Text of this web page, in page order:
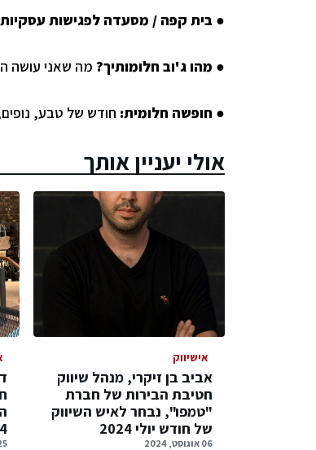
● בית קפה / מסעדה לפגישות
● מהו ג'וב חלומותיך? מה שאני עושה
● חופשה חלומית: חודש של טבע,
אולי יעניין אותך
אישיווק
אביב בן זיקרי, מנהל שיווק
חטיבת הבירות של חברת
"טמפו", נבחר לאיש השיווק
של חודש יולי 2024
06 אוגוסט, 2024 25